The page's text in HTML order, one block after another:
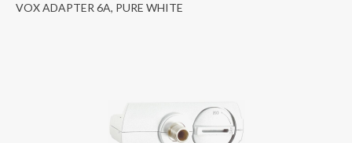
VOX ADAPTER 6A, PURE WHITE